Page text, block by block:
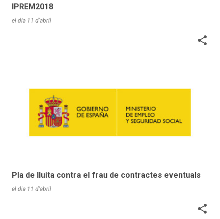
IPREM2018
el dia 11 d’abril
Pla de lluita contra el frau de contractes eventuals
el dia 11 d’abril